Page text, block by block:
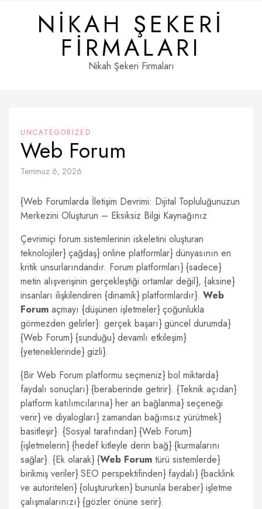
NIKAH ŞEKERI
FIRMALARI
Nikah Şekeri Firmaları
UNCATEGORIZED
Web Forum
Temmuz 6, 2026
{Web Forumlarda İletişim Devrimi: Dijital Topluluğunuzun
Merkezini Oluşturun – Eksiksiz Bilgi Kaynağınız
Çevrimiçi forum sistemlerinin iskeletini oluşturan
teknolojiler} çağdaş} online platformlar} dünyasının en
kritik unsurlarındandır. Forum platformları} {sadece}
metin alışverişinin gerçekleştiği ortamlar değil}, {aksine}
insanları ilişkilendiren {dinamik} platformlardır}. Web
Forum açmayı {düşünen işletmeler} çoğunlukla
görmezden gelirler}: gerçek başarı} güncel durumda}
{Web Forum} {sunduğu} devamlı etkileşim}
{yeteneklerinde} gizli}.
{Bir Web Forum platformu seçmeniz} bol miktarda}
faydalı sonuçları} {beraberinde getirir}. {Teknik açıdan}
platform katılımcılarına} her an bağlanma} seçeneği
verir} ve diyalogları} zamandan bağımsız yürütmek}
basitleşir}. {Sosyal tarafından} {Web Forum}
{işletmelerin} {hedef kitleyle derin bağ} {kurmalarını
sağlar}. {Ek olarak} {Web Forum türü sistemlerde}
birikmiş veriler} SEO perspektifinden} faydalı} {backlink
ve autoriteleri} {oluştururken} bununla beraber} işletme
çalışmalarınızı} {gözler önüne serir}.